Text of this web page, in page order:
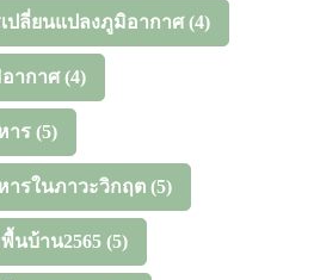
ปลี่ยนแปลงภูมิอากาศ(4)
ากาศ(4)
าร (5)
ารในภาวะวิกฤต (5)
นบ้าน2565 (5)